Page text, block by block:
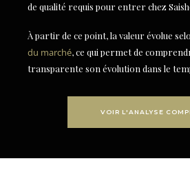
de qualité requis pour entrer chez
À partir de ce point, la valeur évolue
du marché, ce qui permet de
transparente son évolution dans le
VOIR L'ANALYSE